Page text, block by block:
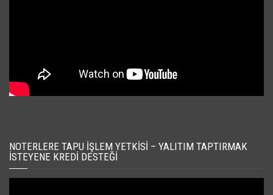
NOTERLERE TAPU İŞLEM YETKISI – YALITIM TAPTIRMAK
İSTEYENE KREDI DESTEĞI